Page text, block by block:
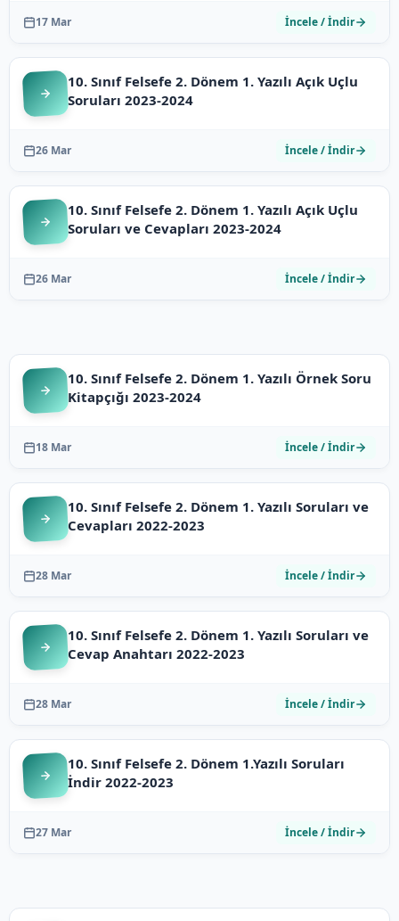
17 Mar İncele / İndir
10. Sınıf Felsefe 2. Dönem 1. Yazılı Açık Uçlu
Soruları 2023-2024
26 Mar İncele / İndir
10. Sınıf Felsefe 2. Dönem 1. Yazılı Açık Uçlu
Soruları ve Cevapları 2023-2024
26 Mar İncele / İndir
10. Sınıf Felsefe 2. Dönem 1. Yazılı Örnek Soru
Kitapçığı 2023-2024
18 Mar İncele / İndir
10. Sınıf Felsefe 2. Dönem 1. Yazılı Soruları ve
Cevapları 2022-2023
28 Mar İncele / İndir
10. Sınıf Felsefe 2. Dönem 1. Yazılı Soruları ve
Cevap Anahtarı 2022-2023
28 Mar İncele / İndir
10. Sınıf Felsefe 2. Dönem 1.Yazılı Soruları
İndir 2022-2023
27 Mar İncele / İndir